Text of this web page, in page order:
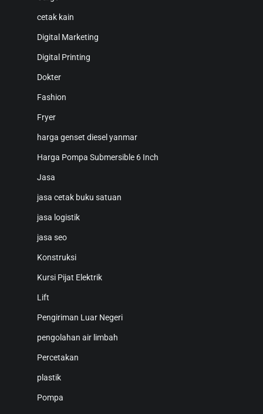
cetak kain
Digital Marketing
Digital Printing
Dokter
Fashion
Fryer
harga genset diesel yanmar
Harga Pompa Submersible 6 Inch
Jasa
jasa cetak buku satuan
jasa logistik
jasa seo
Konstruksi
Kursi Pijat Elektrik
Lift
Pengiriman Luar Negeri
pengolahan air limbah
Percetakan
plastik
Pompa